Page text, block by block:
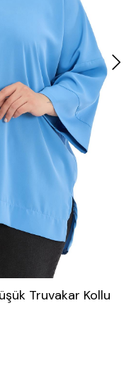
Truvakar Kollu